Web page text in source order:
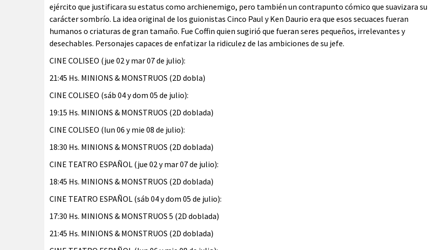
ejército que justificara su estatus como archienemigo, pero también un contrapunto cómico que suavizara su
carácter sombrío. La idea original de los guionistas Cinco Paul y Ken Daurio era que esos secuaces fueran
humanos o criaturas de gran tamaño. Fue Coffin quien sugirió que fueran seres pequeños, irrelevantes y
desechables. Personajes capaces de enfatizar la ridiculez de las ambiciones de su jefe.
CINE COLISEO (jue 02 y mar 07 de julio):
21:45 Hs. MINIONS & MONSTRUOS (2D dobla)
CINE COLISEO (sáb 04 y dom 05 de julio):
19:15 Hs. MINIONS & MONSTRUOS (2D doblada)
CINE COLISEO (lun 06 y mie 08 de julio):
18:30 Hs. MINIONS & MONSTRUOS (2D doblada)
CINE TEATRO ESPAÑOL (jue 02 y mar 07 de julio):
18:45 Hs. MINIONS & MONSTRUOS (2D doblada)
CINE TEATRO ESPAÑOL (sáb 04 y dom 05 de julio):
17:30 Hs. MINIONS & MONSTRUOS 5 (2D doblada)
21:45 Hs. MINIONS & MONSTRUOS (2D doblada)